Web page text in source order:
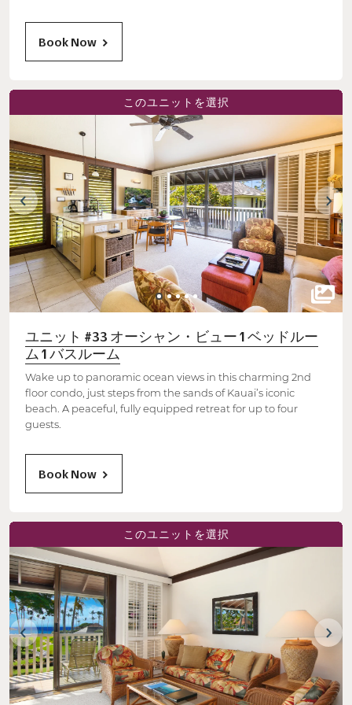
Book Now
このユニットを選択
ユニット #33 オーシャン・ビュー 1 ベッドルー
ム 1 バスルーム
Wake up to panoramic ocean views in this charming 2nd
floor condo, just steps from the sands of Kauai’s iconic
beach. A peaceful, fully equipped retreat for up to four
guests.
Book Now
このユニットを選択